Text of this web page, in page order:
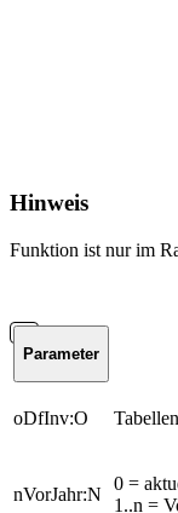
Hinweis
Funktion ist nur im
Parameter
oDfInv:O
nVorJahr:N
0 =
1..n =